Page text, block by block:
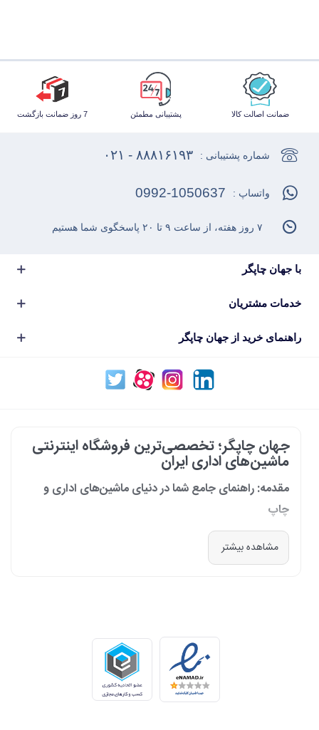
ضمانت اصالت کالا پشتیبانی مطمئن 7 روز ضمانت بازگشت
با جهان چاپگر
خدمات مشتریان
راهنمای خرید از جهان چاپگر
شماره پشتیبانی : ۸۸۸۱۶۱۹۳ - ۰۲۱
واتساپ : 0992-1050637
۷ روز هفته، از ساعت ۹ تا ۲۰ پاسخگوی شما هستیم
جهان چاپگر؛ تخصصی‌ترین فروشگاه اینترنتی
ماشین‌های اداری ایران
مقدمه: راهنمای جامع شما در دنیای ماشین‌های اداری و
چاپ
در دنیای پرشتاب امروز که کسب‌وکارها و سازمان‌ها برای افزایش بهره‌وری خود به
فناوری‌های نوین وابسته‌اند، دسترسی به ابزارهای کارآمد و قابل اعتماد یک
ما، ارائه راهکارهای جامع، از مشاوره پیش از خرید تا پشتیبانی پس از فروش،
برای سازمان‌ها، شرکت‌ها و کاربران خانگی است.
طیف کاملی از محصولات برای هر نیازی
ما در جهان چاپگر، مجموعه‌ای گسترده از برترین برندهای جهانی را گرد هم
مشاهده بیشتر